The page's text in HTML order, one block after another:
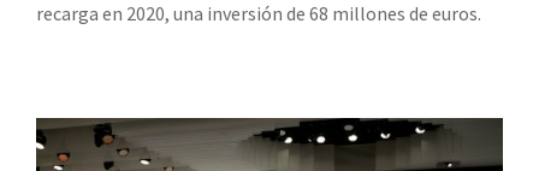
recarga en 2020, una inversión de 68 millones de euros.